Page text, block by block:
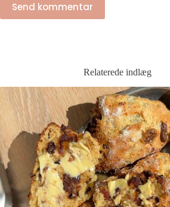
Send kommentar
Relaterede indlæg